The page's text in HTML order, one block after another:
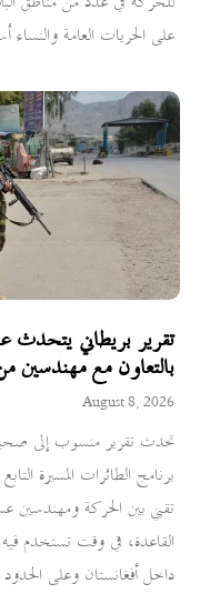
على الحريات العامة
تقرير بريطاني يتحدث
بالتعاون مع مهندسين
August 8, 2026
تحدث تقرير منسوب إلى
برنامج الطائرات المسيرة
تقني بين الحركة ومهندسين
القاعدة، في وقت تستخدم
داخل أفغانستان وعلى